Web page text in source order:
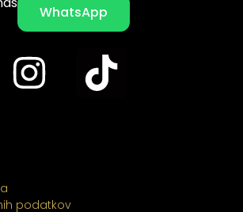
WhatsApp
podatkov